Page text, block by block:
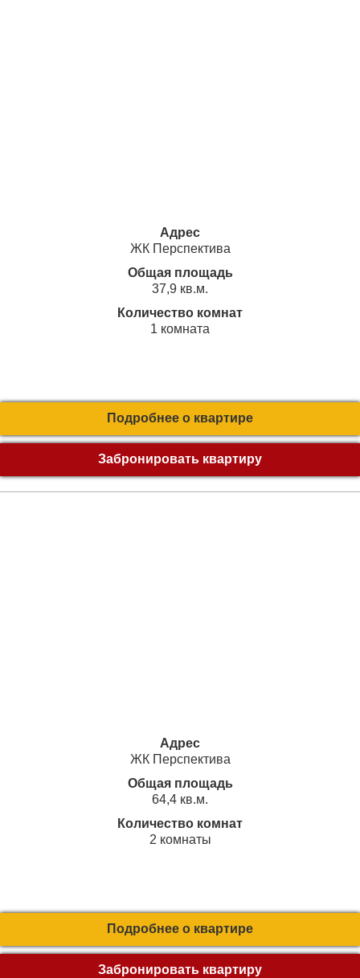
Адрес
ЖК Перспектива
Общая площадь
37,9 кв.м.
Количество комнат
1 комната
Подробнее о квартире
Забронировать квартиру
Адрес
ЖК Перспектива
Общая площадь
64,4 кв.м.
Количество комнат
2 комнаты
Подробнее о квартире
Забронировать квартиру